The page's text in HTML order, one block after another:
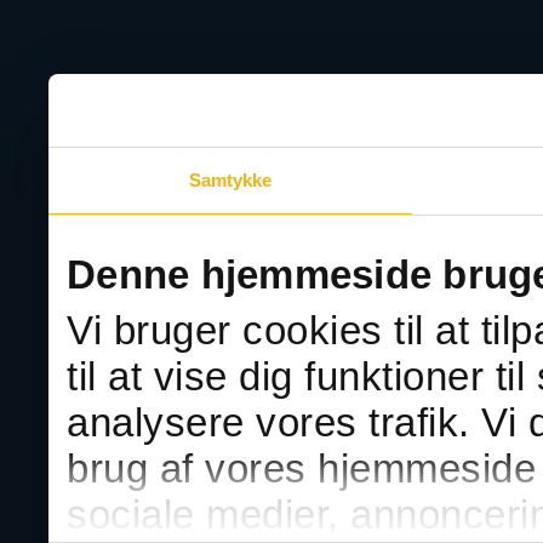
Samtykke
Denne hjemmeside
Vi bruger cookies til at
til at vise dig funktioner til
analysere vores trafik. Vi
brug af vores
sociale medier,
Er du klar til de
Prøv
Prøv en gratis